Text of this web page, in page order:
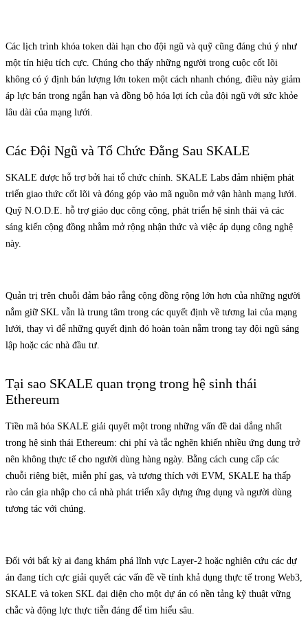
Các lịch trình khóa token dài hạn cho đội ngũ và quỹ cũng đáng chú ý như
một tín hiệu tích cực. Chúng cho thấy những người trong cuộc cốt lõi
không có ý định bán lượng lớn token một cách nhanh chóng, điều này giảm
áp lực bán trong ngắn hạn và đồng bộ hóa lợi ích của đội ngũ với sức khỏe
lâu dài của mạng lưới.
Các Đội Ngũ và Tổ Chức Đằng Sau SKALE
SKALE được hỗ trợ bởi hai tổ chức chính. SKALE Labs đảm nhiệm phát
triển giao thức cốt lõi và đóng góp vào mã nguồn mở vận hành mạng lưới.
Quỹ N.O.D.E. hỗ trợ giáo dục công cộng, phát triển hệ sinh thái và các
sáng kiến cộng đồng nhằm mở rộng nhận thức và việc áp dụng công nghệ
này.
Quản trị trên chuỗi đảm bảo rằng cộng đồng rộng lớn hơn của những người
nắm giữ SKL vẫn là trung tâm trong các quyết định về tương lai của mạng
lưới, thay vì để những quyết định đó hoàn toàn nằm trong tay đội ngũ sáng
lập hoặc các nhà đầu tư.
Tại sao SKALE quan trọng trong hệ sinh thái
Ethereum
Tiền mã hóa SKALE giải quyết một trong những vấn đề dai dẳng nhất
trong hệ sinh thái Ethereum: chi phí và tắc nghẽn khiến nhiều ứng dụng trở
nên không thực tế cho người dùng hàng ngày. Bằng cách cung cấp các
chuỗi riêng biệt, miễn phí gas, và tương thích với EVM, SKALE hạ thấp
rào cản gia nhập cho cả nhà phát triển xây dựng ứng dụng và người dùng
tương tác với chúng.
Đối với bất kỳ ai đang khám phá lĩnh vực Layer-2 hoặc nghiên cứu các dự
án đang tích cực giải quyết các vấn đề về tính khả dụng thực tế trong Web3,
SKALE và token SKL đại diện cho một dự án có nền tảng kỹ thuật vững
chắc và động lực thực tiễn đáng để tìm hiểu sâu.